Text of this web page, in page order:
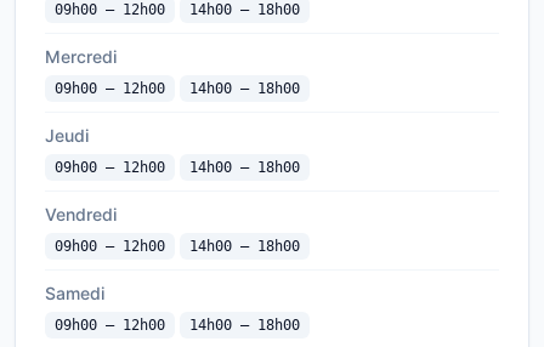
09h00 — 12h00 14h00 — 18h00
Mercredi
09h00 — 12h00 14h00 — 18h00
Jeudi
09h00 — 12h00 14h00 — 18h00
Vendredi
09h00 — 12h00 14h00 — 18h00
Samedi
09h00 — 12h00 14h00 — 18h00